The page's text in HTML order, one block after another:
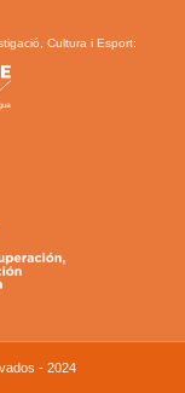
Cultura i Esport:
- 2024